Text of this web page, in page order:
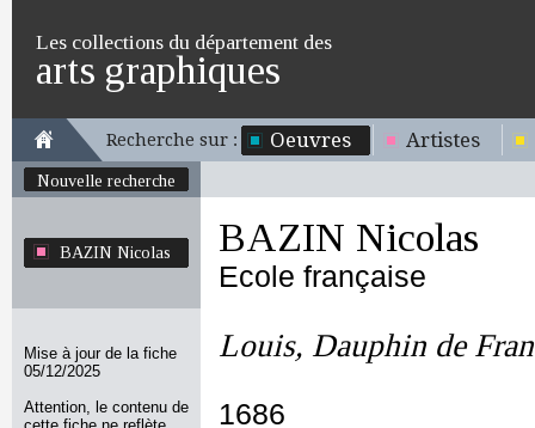
Les collections du département des
arts graphiques
Recherche sur : Oeuvres Artistes
Nouvelle recherche
BAZIN Nicolas
Mise à jour de la fiche
05/12/2025
Attention, le contenu de
BAZIN Nicolas
Ecole française
Louis, Dauphin de
1686